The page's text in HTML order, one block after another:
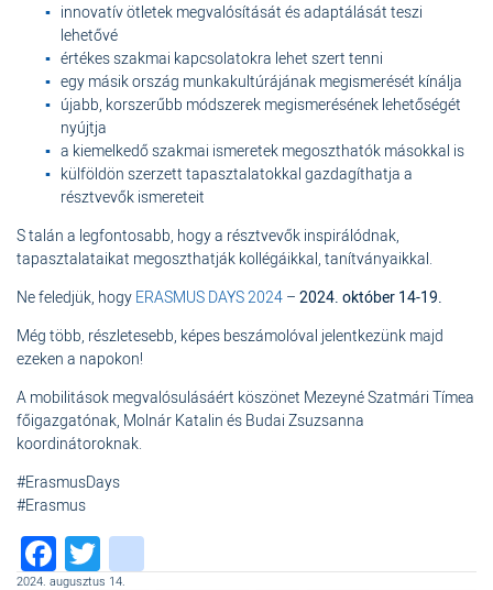
innovatív ötletek megvalósítását és adaptálását teszi
lehetővé
értékes szakmai kapcsolatokra lehet szert tenni
egy másik ország munkakultúrájának megismerését kínálja
újabb, korszerűbb módszerek megismerésének lehetőségét
nyújtja
a kiemelkedő szakmai ismeretek megoszthatók másokkal is
külföldön szerzett tapasztalatokkal gazdagíthatja a
résztvevők ismereteit
S talán a legfontosabb, hogy a résztvevők inspirálódnak,
tapasztalataikat megoszthatják kollégáikkal, tanítványaikkal.
Ne feledjük, hogy ERASMUS DAYS 2024 – 2024. október 14-19.
Még több, részletesebb, képes beszámolóval jelentkezünk majd
ezeken a napokon!
A mobilitások megvalósulásáért köszönet Mezeyné Szatmári Tímea
főigazgatónak, Molnár Katalin és Budai Zsuzsanna
koordinátoroknak.
#ErasmusDays
#Erasmus
Facebook
Twitter
2024. augusztus 14.